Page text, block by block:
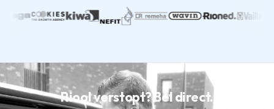
Riool verstopt? Bel direct.